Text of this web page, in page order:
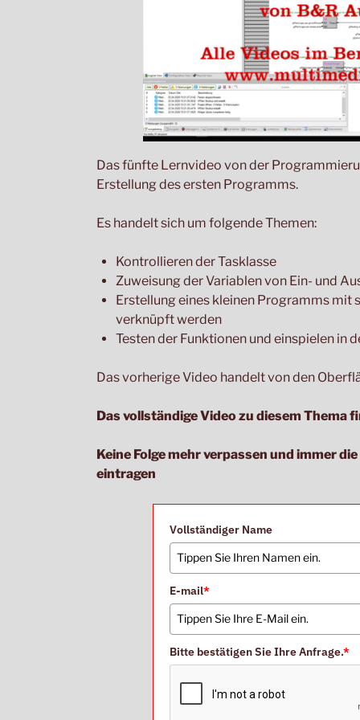
Das fünfte Lernvideo von der
Erstellung des ersten Programms.
Es handelt sich um folgende Themen:
Kontrollieren der Tasklasse
Zuweisung der Variablen von Ein- und
Erstellung eines kleinen Programms mit
verknüpft werden
Testen der Funktionen und einspielen in
Das vorherige Video handelt von den
Das vollständige Video zu diesem Thema
Keine Folge mehr verpassen und immer
eintragen
Vollständiger Name
E-mail*
Bitte bestätigen Sie Ihre Anfrage.*